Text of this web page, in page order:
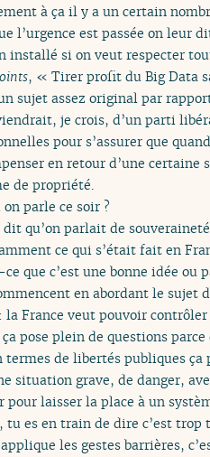
à ça il y a un certain
l’urgence est passée on leur
installé si on veut respecter
, « Tirer profit du Big Data
sujet assez original par
je crois, d’un parti
pour s’assurer que
en retour d’une
de propriété.
on parle ce soir ?
dit qu’on parlait de
ce qui s’était fait en
que c’est une bonne idée ou
en abordant le sujet
la France veut pouvoir
ça pose plein de questions
termes de libertés publiques
situation grave, de danger,
pour laisser la place à un
tu es en train de dire c’est
les gestes barrières,